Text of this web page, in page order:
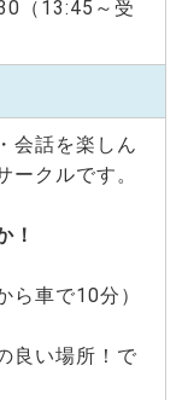
（13:45～受
会話を楽しん
ークルです。
！
ら車で10分）
良い場所！で